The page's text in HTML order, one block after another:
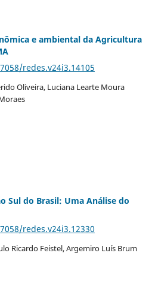
e ambiental da Agricultura
redes.v24i3.14105
Oliveira, Luciana Learte Moura
Sul do Brasil: Uma Análise do
redes.v24i3.12330
Ricardo Feistel, Argemiro Luís Brum